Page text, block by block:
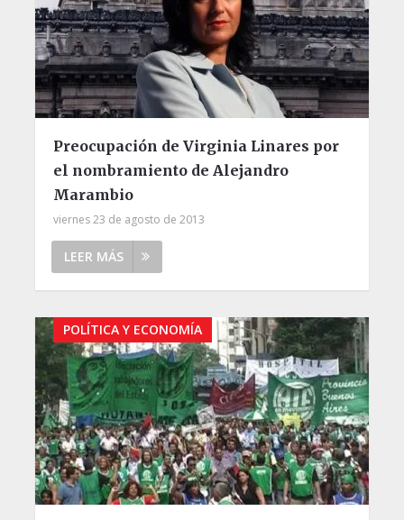
Preocupación de Virginia Linares por
el nombramiento de Alejandro
Marambio
viernes 23 de agosto de 2013
LEER MÁS
POLÍTICA Y ECONOMÍA